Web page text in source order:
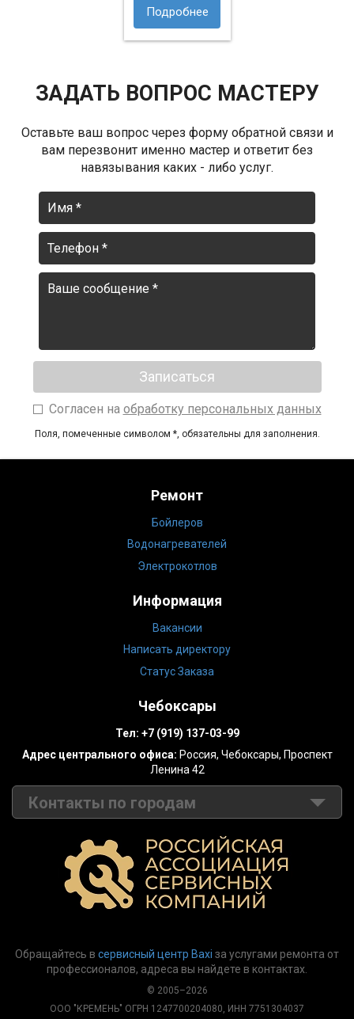
Подробнее
ЗАДАТЬ ВОПРОС МАСТЕРУ
Оставьте ваш вопрос через форму обратной связи и
вам перезвонит именно мастер и ответит без
навязывания каких - либо услуг.
Согласен на обработку персональных данных
Поля, помеченные символом *, обязательны для заполнения.
Ремонт
Бойлеров
Водонагревателей
Электрокотлов
Информация
Вакансии
Написать директору
Статус Заказа
Чебоксары
Тел: +7 (919) 137-03-99
Адрес центрального офиса: Россия, Чебоксары, Проспект
Ленина 42
Контакты по городам
+7 (499) 288-14-02
Санкт-Петербург +7 (812) 389-31-25
Барнаул +7 (495) 147-17-65
Воронеж +7 (473) 280-01-45
Обращайтесь в сервисный центр Baxi за услугами ремонта от
профессионалов, адреса вы найдете в контактах.
© 2005–2026
ООО "КРЕМЕНЬ" ОГРН 1247700204080, ИНН 7751304037